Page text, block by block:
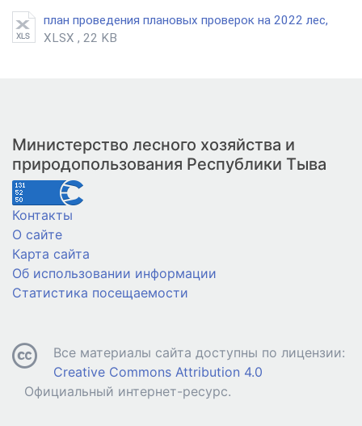
план проведения плановых проверок на 2022 лес,
XLSX , 22 KB
Министерство лесного хозяйства и
природопользования Республики Тыва
Контакты
О сайте
Карта сайта
Об использовании информации
Статистика посещаемости
Все материалы сайта доступны по лицензии:
Creative Commons Attribution 4.0
Официальный интернет-ресурс.